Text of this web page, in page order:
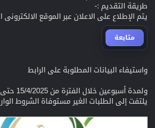
طريقة التقديم :-
يتم الإطلاع على الاعلان عبر الموقع
متابعة
واستيفاء البيانات المطلوبة على الرابط
يلتفت إلى الطلبات الغير مستوفاة الشروط